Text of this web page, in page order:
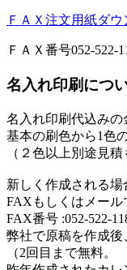
ＦＡＸ注文用紙ダウ
ＦＡＸ番号052-522-
名入れ印刷につ
名入れ印刷代込みの
基本の刷色から1色
（２色以上別途見
新しく作成される場
FAXもしくはメー
FAX番号 :052-522-
弊社で原稿を作成後
（2回目まで無料。